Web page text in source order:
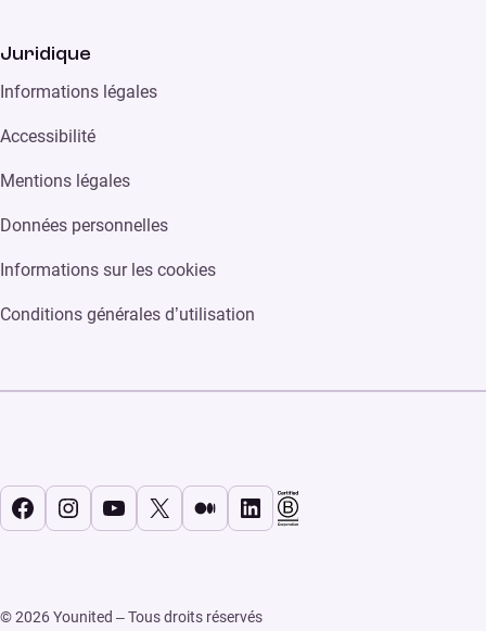
Juridique
Informations légales
Accessibilité
Mentions légales
Données personnelles
Informations sur les cookies
Conditions générales d’utilisation
© 2026 Younited – Tous droits réservés
Facebook
Instagram
YouTube
X Medium
LinkedIn